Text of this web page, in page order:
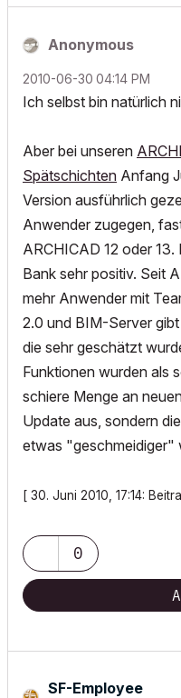
Anonymous
‎2010-06-30 04:14 PM
Ich selbst bin natürlich
Aber bei unseren
Spätschichten Anfang
Version ausführlich
Anwender zugegen,
ARCHICAD 12 oder
Bank sehr positiv. Seit
mehr Anwender mit
2.0 und BIM-Server
die sehr geschätzt
Funktionen wurden als
schiere Menge an
Update aus, sondern
etwas "geschmeidiger"
[ 30. Juni 2010, 17:14:
0
SF-Employee